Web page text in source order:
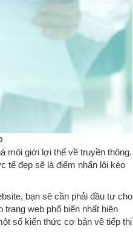
môi giới lợi thế về truyền thông.
tế đẹp sẽ là điểm nhấn lôi kéo
bạn sẽ cần phải đầu tư cho
web phổ biến nhất hiện
số kiến thức cơ bản về tiếp thị